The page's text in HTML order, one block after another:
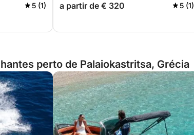
5 (1) a partir de € 320 5 (1)
perto de Palaiokastritsa, Grécia